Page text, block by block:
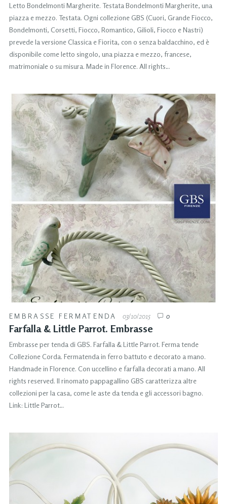
Letto Bondelmonti Margherite. Testata Bondelmonti Margherite, una
piazza e mezzo. Testata. Ogni collezione GBS (Cuori, Grande Fiocco,
Bondelmonti, Corsetti, Fiocco, Romantico, Gilioli, Fiocco e Nastri)
prevede la versione Classica e Fiorita, con o senza baldacchino, ed è
disponibile come letto singolo, una piazza e mezzo, francese,
matrimoniale o su misura. Made in Florence. All rights…
EMBRASSE FERMATENDA 03/10/2015 0
Farfalla & Little Parrot. Embrasse
Embrasse per tenda di GBS. Farfalla & Little Parrot. Ferma tende
Collezione Corda. Fermatenda in ferro battuto e decorato a mano.
Handmade in Florence. Con uccellino e farfalla decorati a mano. All
rights reserved. Il rinomato pappagallino GBS caratterizza altre
collezioni per la casa, come le aste da tenda e gli accessori bagno.
Link: Little Parrot…